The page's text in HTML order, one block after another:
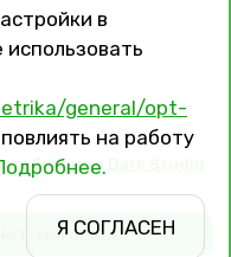
магазине
в
в
general/opt-
на работу
Я СОГЛАСЕН